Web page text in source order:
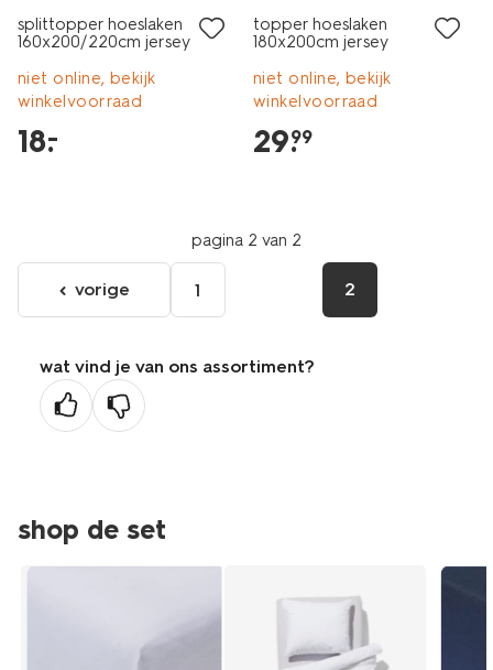
splittopper hoeslaken
160x200/220cm jersey
niet online, bekijk
winkelvoorraad
18.
–
topper hoeslaken
180x200cm jersey
niet online, bekijk
winkelvoorraad
29.
99
pagina 2 van 2
ga
naar
vorige
pagina
vorige 1 2
wat vind je van ons assortiment?
shop de set